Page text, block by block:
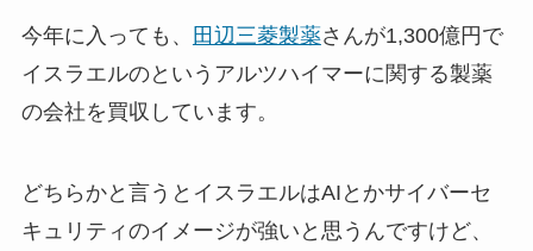
今年に入っても、 田辺三菱製薬さんが1,300億円で
イスラエルのというアルツハイマーに関する製薬
の会社を買収しています。
どちらかと言うとイスラエルはAIとかサイバーセ
キュリティのイメージが強いと思うんですけど、